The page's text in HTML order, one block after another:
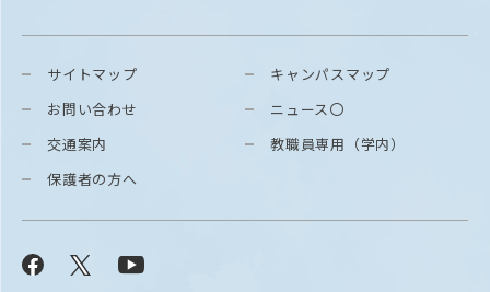
サイトマップ
お問い合わせ
交通案内
保護者の方へ
Facebook
キャンパスマップ
ニュース〇
教職員専用（学内）